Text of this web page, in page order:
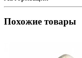
Похожие товары